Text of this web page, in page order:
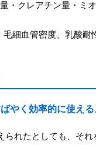
・クレアチン量・ミ
細血管密度、乳酸耐
やく効率的に使え
られたとしても、そ